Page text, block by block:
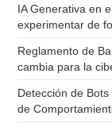
IA Generativa en
experimentar de
Reglamento de
cambia para la
Detección de
de